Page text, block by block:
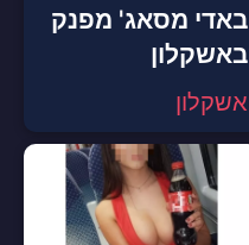
באדי מסאג' מפנק
באשקלון
אשקלון